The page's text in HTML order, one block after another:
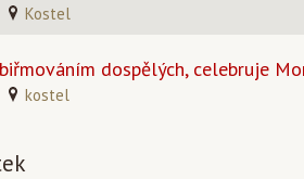
Kostel
dospělých, celebruje
kostel